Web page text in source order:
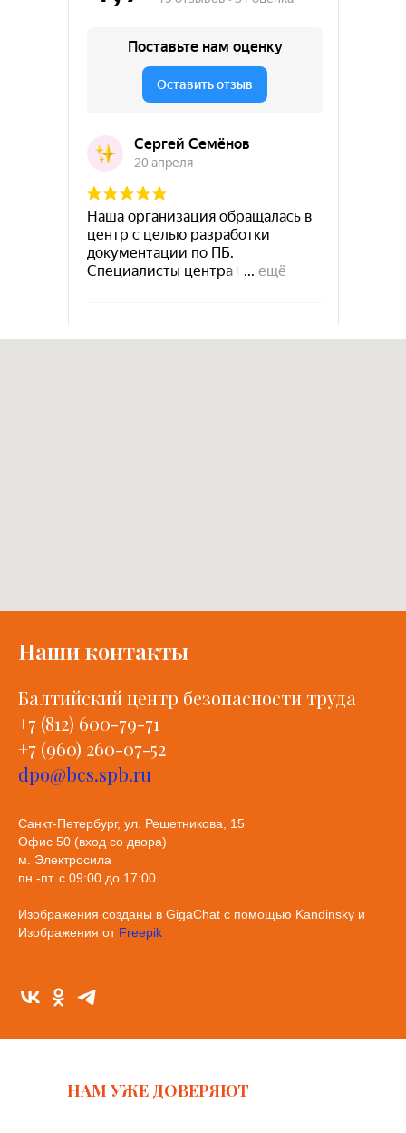
Наши контакты
Балтийский центр безопасности труда
+7 (812) 600-79-71
+7 (960) 260-07-52
dpo@bcs.spb.ru
Санкт-Петербург, ул. Решетникова, 15
Офис 50 (вход со двора)
м. Электросила
пн.-пт. с 09:00 до 17:00
Изображения созданы в GigaChat с помощью Kandinsky и
Изображения от Freepik
НАМ УЖЕ ДОВЕРЯЮТ